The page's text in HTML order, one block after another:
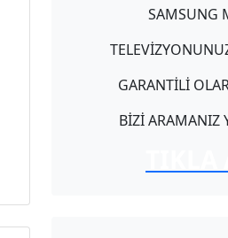
SAMSUNG
GARANTİLİ
BİZİ ARAMANIZ